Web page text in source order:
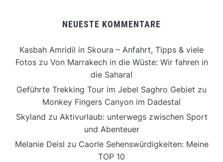
NEUESTE KOMMENTARE
Kasbah Amridil in Skoura – Anfahrt, Tipps & viele
Fotoszu Von Marrakech in die Wüste: Wir fahren in
die Sahara!
Geführte Trekking Tour im Jebel Saghro Gebiet zu
Monkey Fingers Canyon im Dadestal
Skyland zu Aktivurlaub: unterwegs zwischen Sport
und Abenteuer
Melanie Deisl zu Caorle Sehenswürdigkeiten: Meine
TOP 10